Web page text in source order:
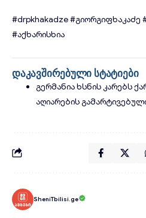
#drpkhakadze#გიორგიფხაკაძე
#აქხარისხია
დაკავშირებული სტატიები
გერმანია ხსნის კარებს
აღიარების
SheniTbilisi.ge